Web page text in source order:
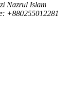
Nazrul Islam
+880255012281